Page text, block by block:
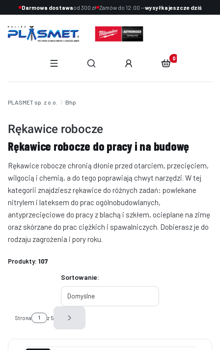
Darmowa dostawaod 300 zł Zamów do 12:00 —wysyłka jeszcze dziś
Otwórz wyszukiwarkę
Produkty w
PLASMET sp. z o.o. Bhp
Rękawice robocze
Rękawice robocze do pracy i na budowę
Rękawice robocze chronią dłonie przed otarciem, przecięciem,
wilgocią i chemią, a do tego poprawiają chwyt narzędzi. W tej
kategorii znajdziesz rękawice do różnych zadań: powlekane
nitrylem i lateksem do prac ogólnobudowlanych,
antyprzecięciowe do pracy z blachą i szkłem, ocieplane na zimę
oraz skórzane do prac ciężkich i spawalniczych. Dobierasz je do
rodzaju zagrożenia i pory roku.
Produkty: 107
Lista produktówSortowanie:
Domyślne
Strona z 5 Następne produkty